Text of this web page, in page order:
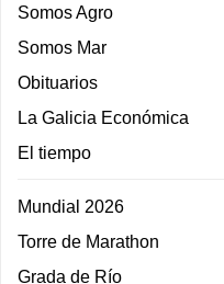
Somos Agro
Somos Mar
Obituarios
La Galicia Económica
El tiempo
Mundial 2026
Torre de Marathon
Grada de Río